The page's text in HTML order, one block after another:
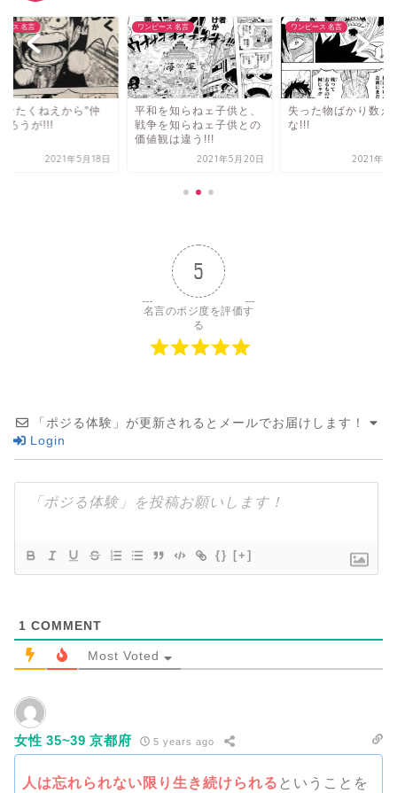
ース 名言
せたくねえから"仲
ろうが!!!
2021年5月18日
ワンピース 名言
平和を知らねェ子供と、
戦争を知らねェ子供との
価値観は違う!!!
2021年5月20日
ワンピース 名言
失った物ばかり数え
な!!!
2021年5
5
名言のポジ度を評価す
る
「ポジる体験」が更新されるとメールでお届けします！
Login
{} [+]
1 COMMENT
Most Voted
女性 35~39 京都府 5 years ago
人は忘れられない限り生き続けられる ということを